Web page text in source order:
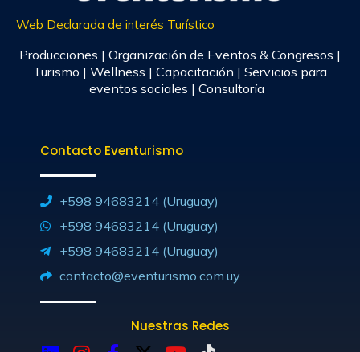
Web Declarada de interés Turístico
Producciones | Organización de Eventos & Congresos |
Turismo | Wellness | Capacitación | Servicios para
eventos sociales | Consultoría
Contacto Eventurismo
+598 94683214 (Uruguay)
+598 94683214 (Uruguay)
+598 94683214 (Uruguay)
contacto@eventurismo.com.uy
Nuestras Redes